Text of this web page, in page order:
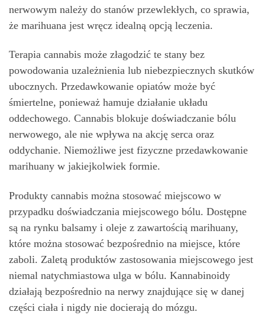
nerwowym należy do stanów przewlekłych, co sprawia,
że marihuana jest wręcz idealną opcją leczenia.
Terapia cannabis może złagodzić te stany bez
powodowania uzależnienia lub niebezpiecznych skutków
ubocznych. Przedawkowanie opiatów może być
śmiertelne, ponieważ hamuje działanie układu
oddechowego. Cannabis blokuje doświadczanie bólu
nerwowego, ale nie wpływa na akcję serca oraz
oddychanie. Niemożliwe jest fizyczne przedawkowanie
marihuany w jakiejkolwiek formie.
Produkty cannabis można stosować miejscowo w
przypadku doświadczania miejscowego bólu. Dostępne
są na rynku balsamy i oleje z zawartością marihuany,
które można stosować bezpośrednio na miejsce, które
zaboli. Zaletą produktów zastosowania miejscowego jest
niemal natychmiastowa ulga w bólu. Kannabinoidy
działają bezpośrednio na nerwy znajdujące się w danej
części ciała i nigdy nie docierają do mózgu.